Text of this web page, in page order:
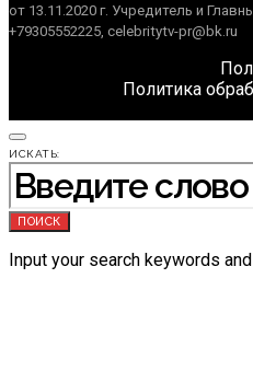
от 13.11.2020 г. Учредитель и
+79305552225, celebritytv-pr@bk.ru
Политика
ИСКАТЬ:
ПОИСК
Input your search keywords